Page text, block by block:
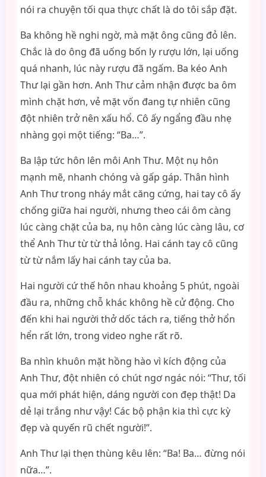
nói ra chuyện tối qua thực chất là do tôi sắp đặt.
Ba không hề nghi ngờ, mà mặt ông cũng đỏ lên.
Chắc là do ông đã uống bốn ly rượu lớn, lại uống
quá nhanh, lúc này rượu đã ngấm. Ba kéo Anh
Thư lại gần hơn. Anh Thư cảm nhận được ba ôm
mình chặt hơn, vẻ mặt vốn đang tự nhiên cũng
đột nhiên trở nên xấu hổ. Cô ấy ngẩng đầu nhẹ
nhàng gọi một tiếng: “Ba…”.
Ba lập tức hôn lên môi Anh Thư. Một nụ hôn
mạnh mẽ, nhanh chóng và gấp gáp. Thân hình
Anh Thư trong nháy mắt căng cứng, hai tay cô ấy
chống giữa hai người, nhưng theo cái ôm càng
lúc càng chặt của ba, nụ hôn càng lúc càng lâu, cơ
thể Anh Thư từ từ thả lỏng. Hai cánh tay cô cũng
từ từ nắm lấy hai cánh tay của ba.
Hai người cứ thế hôn nhau khoảng 5 phút, ngoài
đầu ra, những chỗ khác không hề cử động. Cho
đến khi hai người thở dốc tách ra, tiếng thở hổn
hển rất lớn, trong video nghe rất rõ.
Ba nhìn khuôn mặt hồng hào vì kích động của
Anh Thư, đột nhiên có chút ngơ ngác nói: “Thư, tối
qua mới phát hiện, dáng người con đẹp thật! Da
dẻ lại trắng như vậy! Các bộ phận kia thì cực kỳ
đẹp và quyến rũ chết người!”.
Anh Thư lại thẹn thùng kêu lên: “Ba! Ba… đừng nói
nữa…”.